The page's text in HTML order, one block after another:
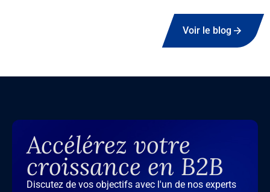
Voir le blog
Accélérez votre
croissance en B2B
Discutez de vos objectifs avec l'un de nos experts